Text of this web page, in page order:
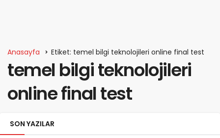
Anasayfa Etiket: temel bilgi teknolojileri online final test
temel bilgi teknolojileri
online final test
SON YAZILAR